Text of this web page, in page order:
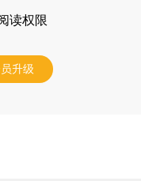
读权限
升级